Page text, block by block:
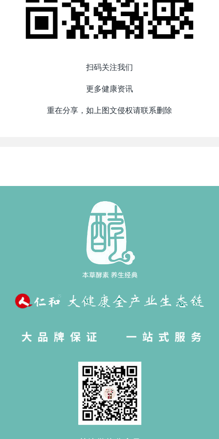
扫码关注我们
更多健康资讯
重在分享，如上图文侵权请联系删除